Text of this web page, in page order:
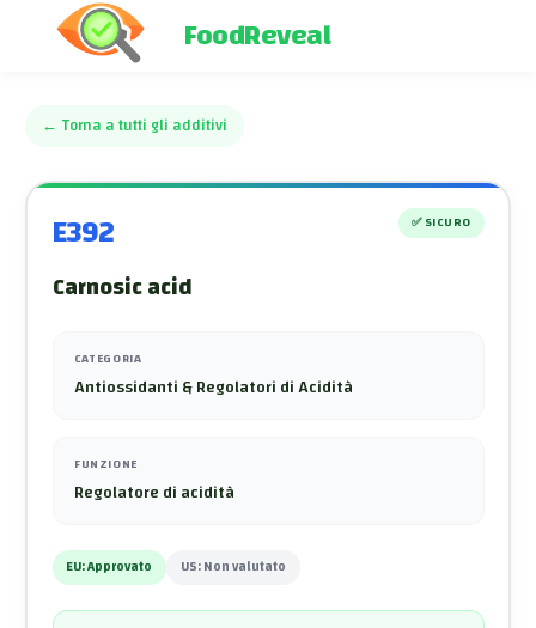
FoodReveal
← Torna a tutti gli additivi
E392 ✅SICURO
Carnosic acid
CATEGORIA
Antiossidanti & Regolatori di Acidità
FUNZIONE
Regolatore di acidità
EU:Approvato US:Non valutato